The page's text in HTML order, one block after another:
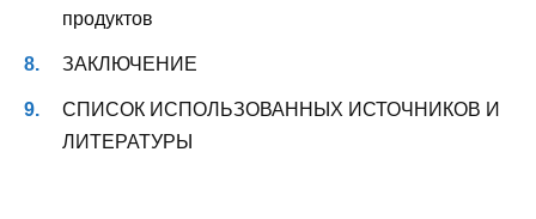
продуктов
ЗАКЛЮЧЕНИЕ
СПИСОК ИСПОЛЬЗОВАННЫХ ИСТОЧНИКОВ И
ЛИТЕРАТУРЫ